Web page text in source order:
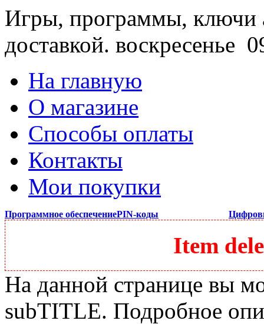
Игры, программы, ключи
доставкой. воскресенье
На главную
О магазине
Способы оплаты
Контакты
Мои покупки
Программное обеспечениеPIN-коды
Item
На данной странице вы
subTITLE. Подробное